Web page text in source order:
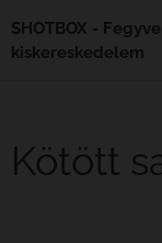
SHOTBOX -
kiskereskedelem
Kötött